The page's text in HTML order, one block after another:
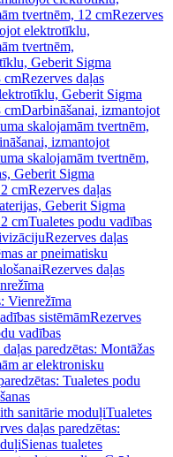
tvertnēm, 12 cmRezerves
elektrotīklu,
tvertnēm,
Geberit Sigma
cmRezerves daļas
Geberit Sigma
cmDarbināšanai, izmantojot
skalojamām tvertnēm,
izmantojot
skalojamām tvertnēm,
Geberit Sigma
cmRezerves daļas
Geberit Sigma
cmTualetes podu vadības
Rezerves daļas
ar pneimatisku
Rezerves daļas
Vienrežīma
sistēmāmRezerves
vadības
paredzētas: Montāžas
ar elektronisku
Tualetes podu
sanitārie moduļiTualetes
daļas paredzētas:
Sienas tualetes